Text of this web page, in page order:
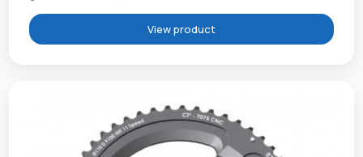
View product